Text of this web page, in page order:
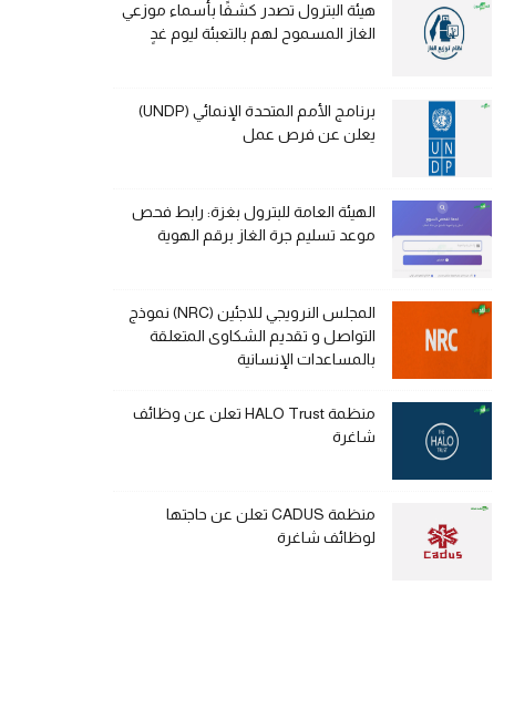
هيئة البترول تصدر كشفًا بأسماء موزعي
الغاز المسموح لهم بالتعبئة ليوم غدٍ
برنامج الأمم المتحدة الإنمائي (UNDP)
يعلن عن فرص عمل
الهيئة العامة للبترول بغزة: رابط فحص
موعد تسليم جرة الغاز برقم الهوية
المجلس النرويجي للاجئين (NRC) نموذج
التواصل و تقديم الشكاوى المتعلقة
بالمساعدات الإنسانية
منظمة HALO Trust تعلن عن وظائف
شاغرة
منظمة CADUS تعلن عن حاجتها
لوظائف شاغرة